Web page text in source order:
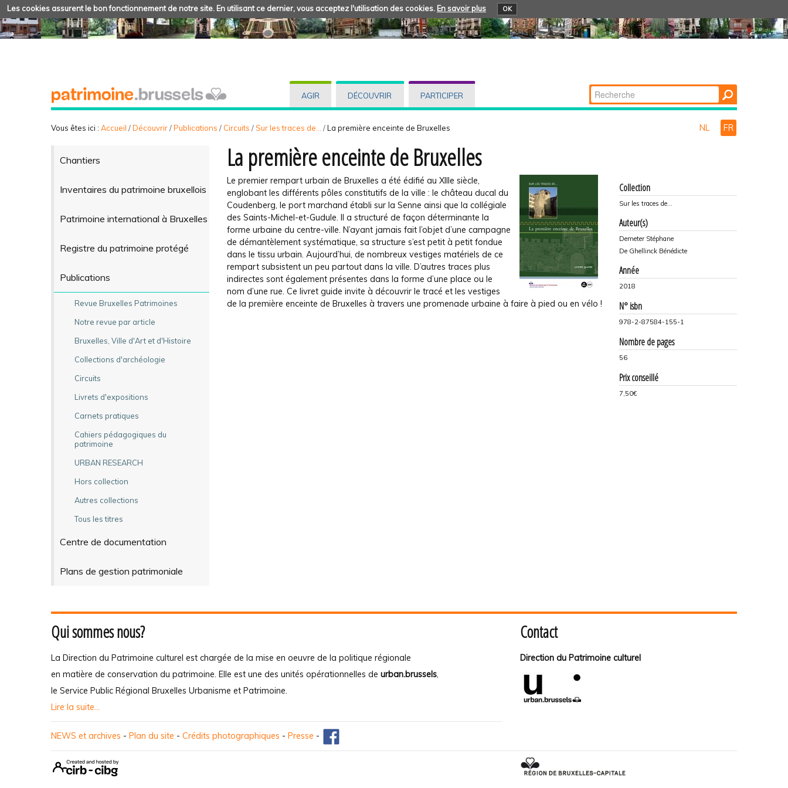
Les cookies assurent le bon fonctionnement de notre site. En utilisant ce dernier, vous acceptez l'utilisation des cookies. En savoir plus OK
AGIR DÉCOUVRIR PARTICIPER Chercher par
Recherche
Vous êtes ici : Accueil /Découvrir/Publications / Circuits /Sur les traces de... /La première enceinte de Bruxelles NL FR
Chantiers
Inventaires du patrimoine bruxellois
Patrimoine international à Bruxelles
Registre du patrimoine protégé
Publications
Revue Bruxelles Patrimoines
Notre revue par article
Bruxelles, Ville d'Art et d'Histoire
Collections d'archéologie
Circuits
Livrets d'expositions
Carnets pratiques
Cahiers pédagogiques du
patrimoine
URBAN RESEARCH
Hors collection
Autres collections
Tous les titres
Centre de documentation
Plans de gestion patrimoniale
La première enceinte de Bruxelles
Le premier rempart urbain de Bruxelles a été édifié au XIIIe siècle,
englobant les différents pôles constitutifs de la ville : le château ducal du
Coudenberg, le port marchand établi sur la Senne ainsi que la collégiale
des Saints-Michel-et-Gudule. Il a structuré de façon déterminante la
forme urbaine du centre-ville. N’ayant jamais fait l’objet d’une campagne
de démantèlement systématique, sa structure s’est petit à petit fondue
dans le tissu urbain. Aujourd’hui, de nombreux vestiges matériels de ce
rempart subsistent un peu partout dans la ville. D’autres traces plus
indirectes sont également présentes dans la forme d’une place ou le
nom d’une rue. Ce livret guide invite à découvrir le tracé et les vestiges
de la première enceinte de Bruxelles à travers une promenade urbaine à faire à pied ou en vélo !
Collection
Sur les traces de...
Auteur(s)
Demeter Stéphane
De Ghellinck Bénédicte
Année
2018
N° isbn
978-2-87584-155-1
Nombre de pages
56
Prix conseillé
7,50€
Qui sommes nous?
La Direction du Patrimoine culturel est chargée de la mise en oeuvre de la politique régionale
en matière de conservation du patrimoine. Elle est une des unités opérationnelles de urban.brussels,
le Service Public Régional Bruxelles Urbanisme et Patrimoine.
Lire la suite...
Contact
Direction du Patrimoine culturel
NEWS et archives - Plan du site - Crédits photographiques - Presse -